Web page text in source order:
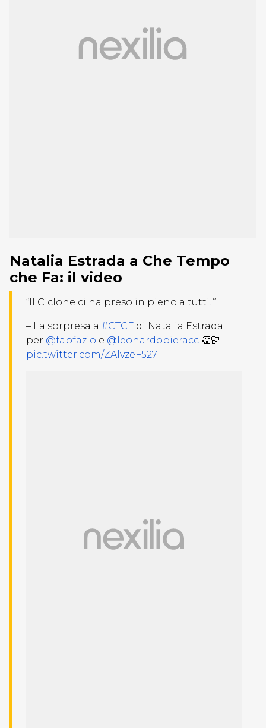
Natalia Estrada a Che Tempo
che Fa: il video
“Il Ciclone ci ha preso in pieno a tutti!”
– La sorpresa a #CTCF di Natalia Estrada
per @fabfazio e @leonardopieracc 👏🏻
pic.twitter.com/ZAlvzeF527